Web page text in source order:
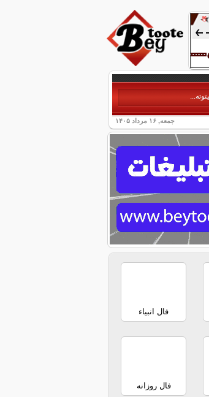
جمعه, ۱۶ مرداد ۱۴۰۵
فال انبیاء
فال روزانه